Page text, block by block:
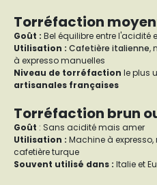
Torréfaction
Goût : Bel équilibre entre l'acidité
Utilisation : Cafetière italienne,
à expresso manuelles
Niveau de torréfaction le plus
artisanales françaises
Torréfaction brun
Goût : Sans acidité mais amer
Utilisation : Machine à
cafetière turque
Souvent utilisé dans : Italie et